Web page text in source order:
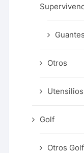
Otros
Golf
Otros Golf